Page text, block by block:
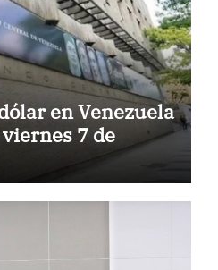
en Venezuela
7 de